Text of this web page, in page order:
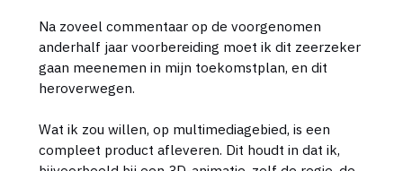
Na zoveel commentaar op de voorgenomen
anderhalf jaar voorbereiding moet ik dit zeerzeker
gaan meenemen in mijn toekomstplan, en dit
heroverwegen.
Wat ik zou willen, op multimediagebied, is een
compleet product afleveren. Dit houdt in dat ik,